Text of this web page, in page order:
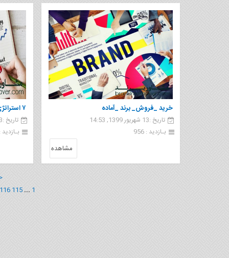
خرید _فروش_ برند _آماده
تاریخ :13 شهریور 1399, 14:53
بـازدید : 956
مشاهده
۷
معروف در
تاریخ :13 شهریور 1399, 14:50
بـازدید : 824
1
...
115
116